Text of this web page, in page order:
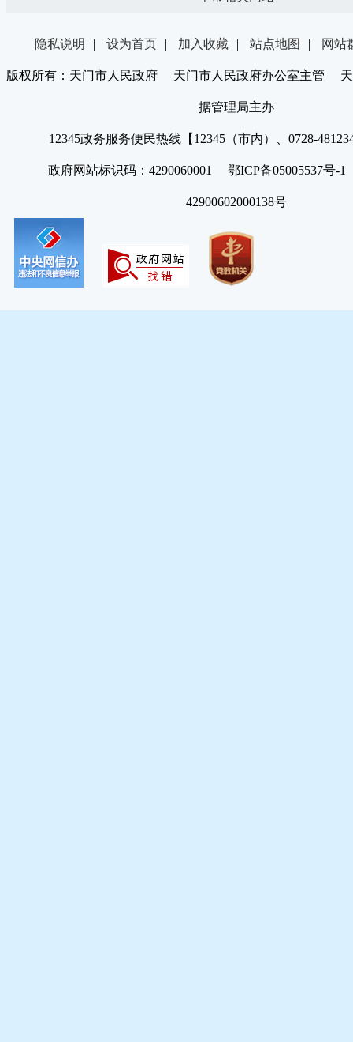
隐私说明 | 设为首页 | 加入收藏 | 站点地图 | 网站
版权所有：天门市人民政府 天门市人民政府办公室主管 天
据管理局主办
12345政务服务便民热线【12345（市内）、0728-
政府网站标识码：4290060001 鄂ICP备05005537号
42900602000138号